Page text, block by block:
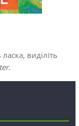
виділіть
.